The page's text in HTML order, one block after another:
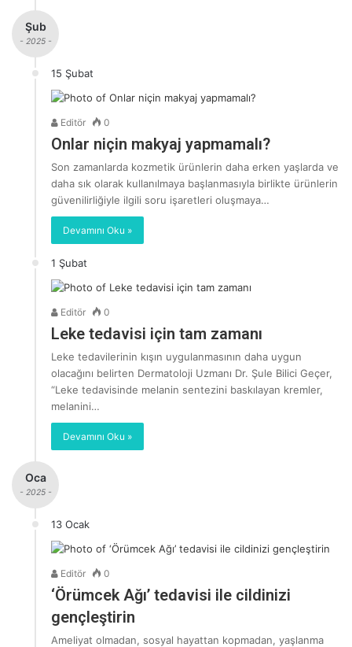
Şub
- 2025 -
15 Şubat
Editör 0
Onlar niçin makyaj yapmamalı?
Son zamanlarda kozmetik ürünlerin daha erken yaşlarda ve
daha sık olarak kullanılmaya başlanmasıyla birlikte ürünlerin
güvenilirliğiyle ilgili soru işaretleri oluşmaya…
Devamını Oku »
1 Şubat
Editör 0
Leke tedavisi için tam zamanı
Leke tedavilerinin kışın uygulanmasının daha uygun
olacağını belirten Dermatoloji Uzmanı Dr. Şule Bilici Geçer,
“Leke tedavisinde melanin sentezini baskılayan kremler,
melanini…
Devamını Oku »
Oca
- 2025 -
13 Ocak
Editör 0
‘Örümcek Ağı’ tedavisi ile cildinizi
gençleştirin
Ameliyat olmadan, sosyal hayattan kopmadan, yaşlanma